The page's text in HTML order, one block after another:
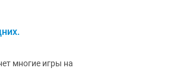
многие игры на